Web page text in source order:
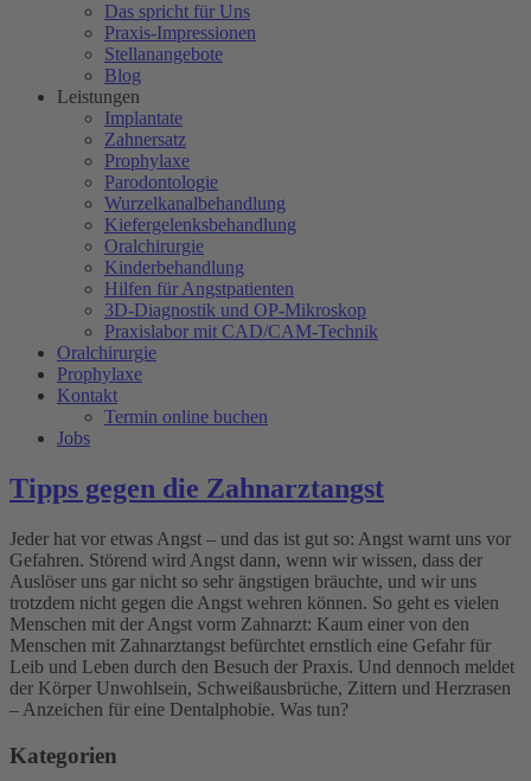
Das spricht für Uns
Praxis-Impressionen
Stellanangebote
Blog
Leistungen
Implantate
Zahnersatz
Prophylaxe
Parodontologie
Wurzelkanalbehandlung
Kiefergelenksbehandlung
Oralchirurgie
Kinderbehandlung
Hilfen für Angstpatienten
3D-Diagnostik und OP-Mikroskop
Praxislabor mit CAD/CAM-Technik
Oralchirurgie
Prophylaxe
Kontakt
Termin online buchen
Jobs
Tipps gegen die Zahnarztangst
Jeder hat vor etwas Angst – und das ist gut so: Angst warnt uns vor
Gefahren. Störend wird Angst dann, wenn wir wissen, dass der
Auslöser uns gar nicht so sehr ängstigen bräuchte, und wir uns
trotzdem nicht gegen die Angst wehren können. So geht es vielen
Menschen mit der Angst vorm Zahnarzt: Kaum einer von den
Menschen mit Zahnarztangst befürchtet ernstlich eine Gefahr für
Leib und Leben durch den Besuch der Praxis. Und dennoch meldet
der Körper Unwohlsein, Schweißausbrüche, Zittern und Herzrasen
– Anzeichen für eine Dentalphobie. Was tun?
Kategorien